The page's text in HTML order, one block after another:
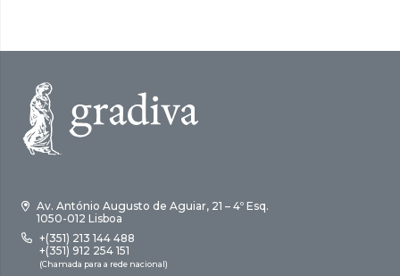
Av. António Augusto de Aguiar, 21 – 4º Esq.
1050-012 Lisboa
+(351) 213 144 488
+(351) 912 254 151
(Chamada para a rede nacional)